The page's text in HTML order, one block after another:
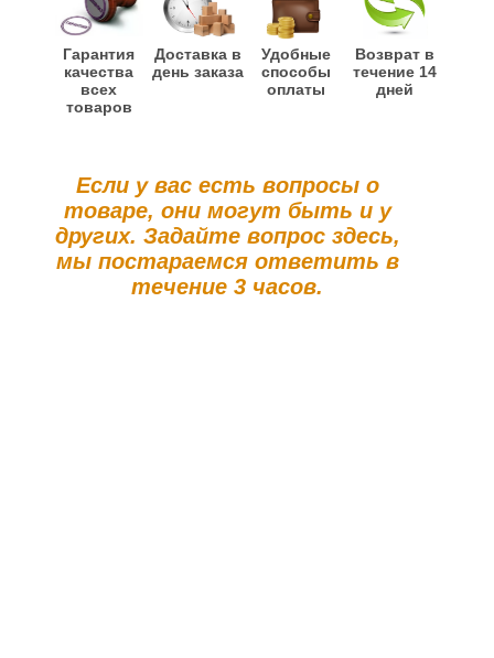
Гарантия
качества
всех
товаров
Доставка в
день заказа
Удобные
способы
оплаты
Возврат в
течение 14
дней
Если у вас есть вопросы о
товаре, они могут быть и у
других. Задайте вопрос здесь,
мы постараемся ответить в
течение 3 часов.